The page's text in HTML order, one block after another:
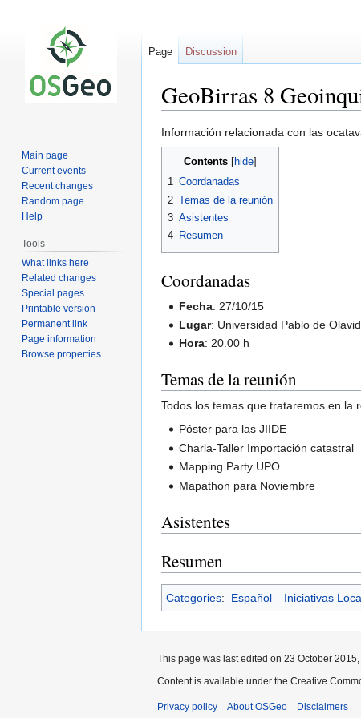
GeoBirras 8
Jump
to
navigation
Jump
to
search
Información relacionada con las
Contents
1 Coordanadas
2 Temas de la reunión
3 Asistentes
4 Resumen
Coordanadas
Fecha: 27/10/15
Lugar: Universidad Pablo de
Hora: 20.00 h
Temas de la reunión
Todos los temas que trataremos en la
Póster para las JIIDE
Charla-Taller Importación catastral
Mapping Party UPO
Mapathon para Noviembre
Asistentes
Resumen
Categories: Español Iniciativas
Page Discussion
Main page
Current events
Recent changes
Random page
Help
Tools
What links here
Related changes
Special pages
Printable version
Permanent link
Page information
Browse properties
This page was last edited on 23 October 2015,
Content is available under the Creative
Privacy policy About OSGeo Disclaimers